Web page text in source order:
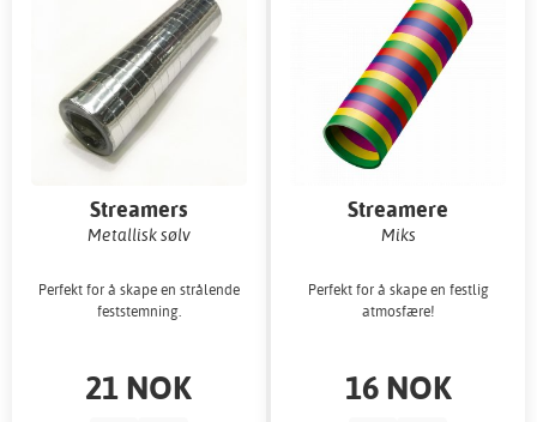
Streamers
Metallisk sølv
Perfekt for å skape en strålende
feststemning.
21 NOK
Streamere
Miks
Perfekt for å skape en festlig
atmosfære!
16 NOK